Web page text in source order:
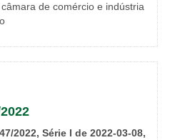
de comércio e indústria
2022, Série I de 2022-03-08,